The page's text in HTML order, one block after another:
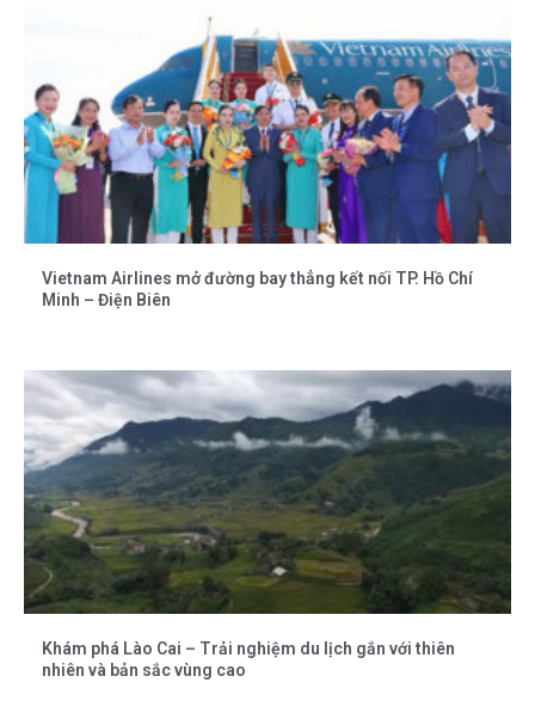
Vietnam Airlines mở đường bay thẳng kết nối TP. Hồ Chí
Minh – Điện Biên
Khám phá Lào Cai – Trải nghiệm du lịch gắn với thiên
nhiên và bản sắc vùng cao